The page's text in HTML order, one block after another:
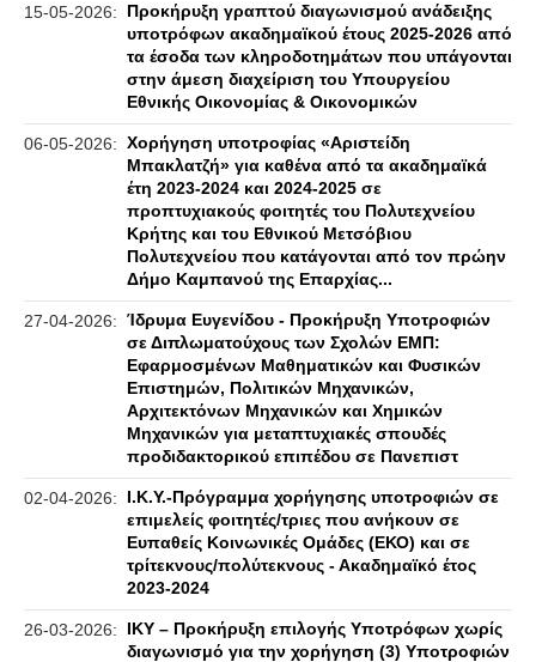
15-05-2026:
Προκήρυξη γραπτού διαγωνισμού ανάδειξης
υποτρόφων ακαδημαϊκού έτους 2025-2026 από
τα έσοδα των κληροδοτημάτων που υπάγονται
στην άμεση διαχείριση του Υπουργείου
Εθνικής Οικονομίας & Οικονομικών
06-05-2026: Χορήγηση υποτροφίας «Αριστείδη
Μπακλατζή» για καθένα από τα ακαδημαϊκά
έτη 2023-2024 και 2024-2025 σε
προπτυχιακούς φοιτητές του Πολυτεχνείου
Κρήτης και του Εθνικού Μετσόβιου
Πολυτεχνείου που κατάγονται από τον πρώην
Δήμο Καμπανού της Επαρχίας...
27-04-2026: Ίδρυμα Ευγενίδου - Προκήρυξη Υποτροφιών
σε Διπλωματούχους των Σχολών ΕΜΠ:
Εφαρμοσμένων Μαθηματικών και Φυσικών
Επιστημών, Πολιτικών Μηχανικών,
Αρχιτεκτόνων Μηχανικών και Χημικών
Μηχανικών για μεταπτυχιακές σπουδές
προδιδακτορικού επιπέδου σε Πανεπιστ
02-04-2026:
Ι.Κ.Υ.-Πρόγραμμα χορήγησης υποτροφιών σε
επιμελείς φοιτητές/τριες που ανήκουν σε
Ευπαθείς Κοινωνικές Ομάδες (ΕΚΟ) και σε
τρίτεκνους/πολύτεκνους - Ακαδημαϊκό έτος
2023-2024
26-03-2026:
ΙΚΥ – Προκήρυξη επιλογής Υποτρόφων χωρίς
διαγωνισμό για την χορήγηση (3) Υποτροφιών